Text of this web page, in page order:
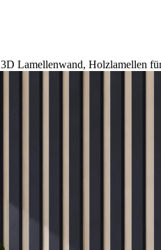
3D Lamellenwand, Holzlamellen